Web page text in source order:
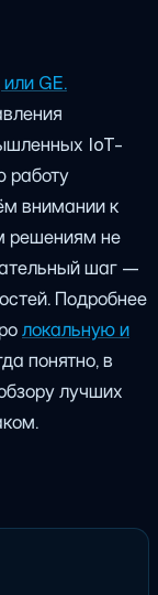
GE.
IoT-
работу
внимании к
решениям не
шаг —
Подробнее
локальную и
понятно, в
лучших